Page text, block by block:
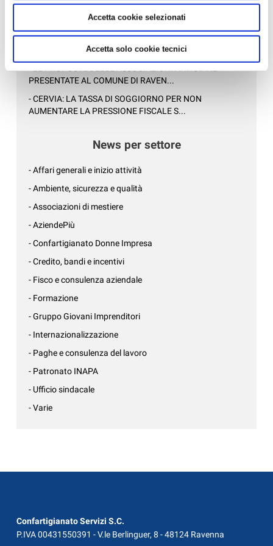
Accetta cookie selezionati
Accetta solo cookie tecnici
- NON TOGLIETE ENERGIA ALLO SVILUPPO DELLE
- CAMPAGNA DI SENSIBILIZZAZIONE CONTRO LE
TRUFFE AGLI ANZIANI: LE SENTIN...
PRESENTATE AL COMUNE DI RAVEN...
- CERVIA: LA TASSA DI SOGGIORNO PER NON
AUMENTARE LA PRESSIONE FISCALE S...
News per settore
- Affari generali e inizio attività
- Ambiente, sicurezza e qualità
- Associazioni di mestiere
- AziendePiù
- Confartigianato Donne Impresa
- Credito, bandi e incentivi
- Fisco e consulenza aziendale
- Formazione
- Gruppo Giovani Imprenditori
- Internazionalizzazione
- Paghe e consulenza del lavoro
- Patronato INAPA
- Ufficio sindacale
- Varie
Confartigianato Servizi S.C.
P.IVA 00431550391 - V.le Berlinguer, 8 - 48124 Ravenna